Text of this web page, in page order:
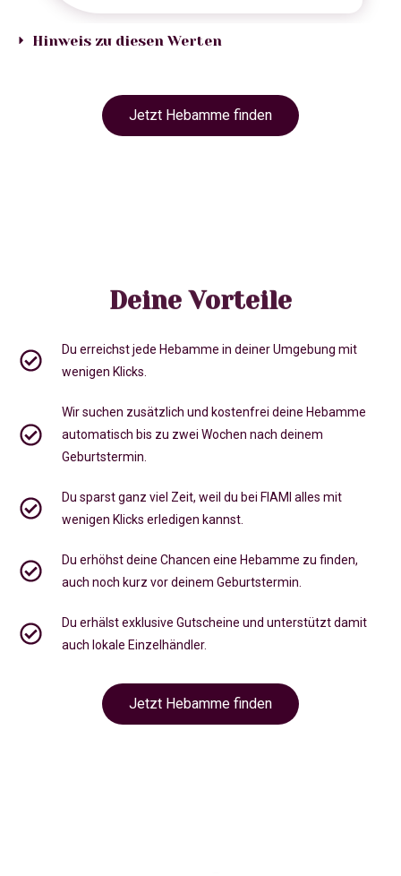
Hinweis zu diesen Werten
Jetzt Hebamme finden
Deine Vorteile
Du erreichst jede Hebamme in deiner Umgebung mit
wenigen Klicks.
Wir suchen zusätzlich und kostenfrei deine Hebamme
automatisch bis zu zwei Wochen nach deinem
Geburtstermin.
Du sparst ganz viel Zeit, weil du bei FIAMI alles mit
wenigen Klicks erledigen kannst.
Du erhöhst deine Chancen eine Hebamme zu finden,
auch noch kurz vor deinem Geburtstermin
Du erhälst exklusive Gutscheine und unterstützt damit
auch lokale Einzelhändler.
Jetzt Hebamme finden